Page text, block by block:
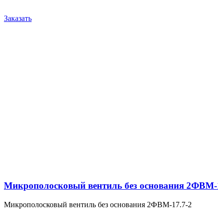
Заказать
Микрополосковый вентиль без основания 2ФВМ-
Микрополосковый вентиль без основания 2ФВМ-17.7-2